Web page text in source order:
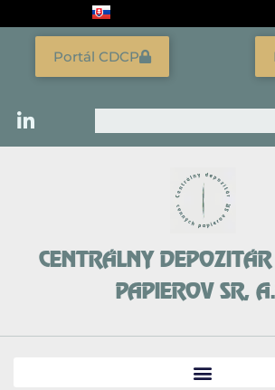
Vyhľadať
Portál CDCP
CENTRÁLNY DEPOZITÁR
PAPIEROV SR,